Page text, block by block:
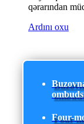
qərarından
Ardını oxu
Four-